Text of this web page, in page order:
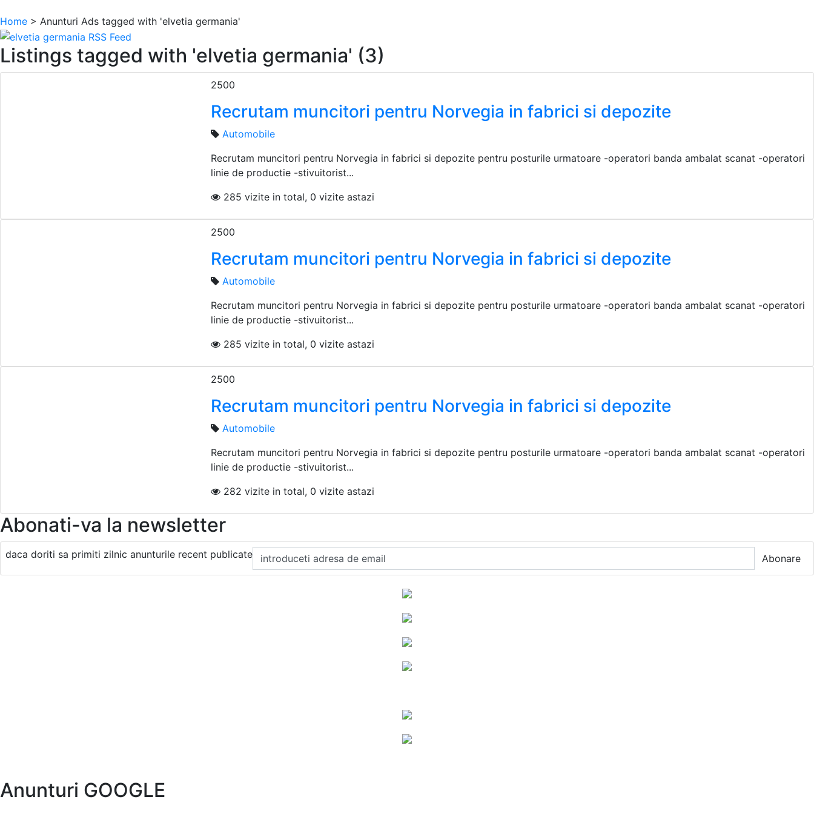
Home > Anunturi Ads tagged with 'elvetia germania'
Listings tagged with 'elvetia germania' (3)
2500
Recrutam muncitori pentru Norvegia in fabrici si depozite
Automobile
Recrutam muncitori pentru Norvegia in fabrici si depozite pentru posturile urmatoare -operatori banda ambalat scanat -operatori
linie de productie -stivuitorist...
285 vizite in total, 0 vizite astazi
2500
Recrutam muncitori pentru Norvegia in fabrici si depozite
Automobile
Recrutam muncitori pentru Norvegia in fabrici si depozite pentru posturile urmatoare -operatori banda ambalat scanat -operatori
linie de productie -stivuitorist...
285 vizite in total, 0 vizite astazi
2500
Recrutam muncitori pentru Norvegia in fabrici si depozite
Automobile
Recrutam muncitori pentru Norvegia in fabrici si depozite pentru posturile urmatoare -operatori banda ambalat scanat -operatori
linie de productie -stivuitorist...
282 vizite in total, 0 vizite astazi
Abonati-va la newsletter
daca doriti sa primiti zilnic anunturile recent publicate
Anunturi GOOGLE